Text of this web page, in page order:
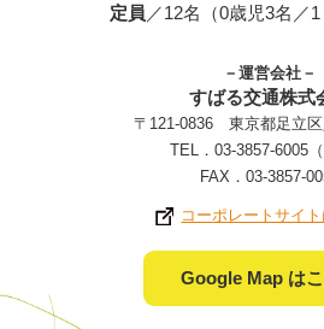
定員 ／12名（0歳児3名／1
－運営会社－
すばる交通株式
〒121-0836 東京都足立区
TEL．03-3857-6005（
FAX．03-3857-
コーポレートサイ
Google Map は